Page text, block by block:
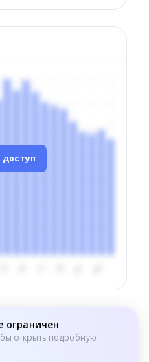
ограничен
открыть подробную